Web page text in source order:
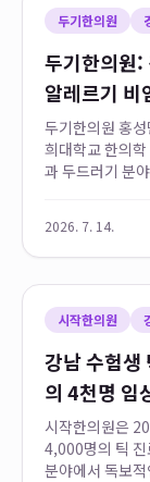
두기한의원
두기한의원:
알레르기 비
두기한의원 홍
희대학교 한의
과 두드러기 분
2026. 7. 14.
시작한의원
강남 수험생
의 4천명 임
시작한의원은
4,000명의 틱 진
분야에서 독보